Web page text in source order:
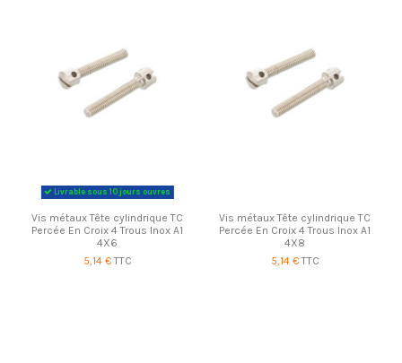
Livrable sous 10 jours ouvres
Vis métaux Tête cylindrique TC
Percée En Croix 4 Trous Inox A1
4X6
5,14 €TTC
Vis métaux Tête cylindrique TC
Percée En Croix 4 Trous Inox A1
4X8
5,14 €TTC